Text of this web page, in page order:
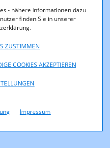
- nähere Informationen dazu
finden Sie in unserer
ZUSTIMMEN
COOKIES AKZEPTIEREN
Impressum
Anpassungen
erst kurz vor Ende der
Sie Unterstützung
darzustellen?
"Anmerkungen zu